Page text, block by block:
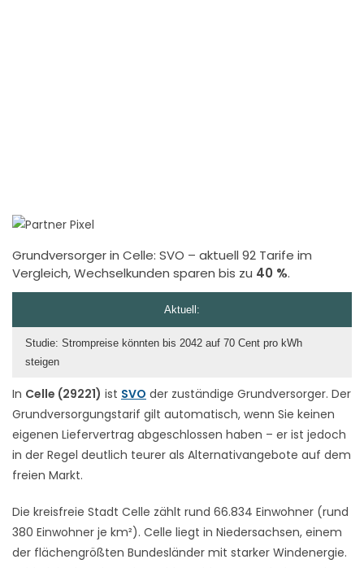
Grundversorger in Celle: SVO – aktuell 92 Tarife im
Vergleich, Wechselkunden sparen bis zu 40 %.
In Celle (29221) ist SVO der zuständige Grundversorger. Der
Grundversorgungstarif gilt automatisch, wenn Sie keinen
eigenen Liefervertrag abgeschlossen haben – er ist jedoch
in der Regel deutlich teurer als Alternativangebote auf dem
freien Markt.
Die kreisfreie Stadt Celle zählt rund 66.834 Einwohner (rund
380 Einwohner je km²). Celle liegt in Niedersachsen, einem
der flächengrößten Bundesländer mit starker Windenergie.
Aktuell:
Studie: Strompreise könnten bis 2042 auf 70 Cent pro kWh
steigen